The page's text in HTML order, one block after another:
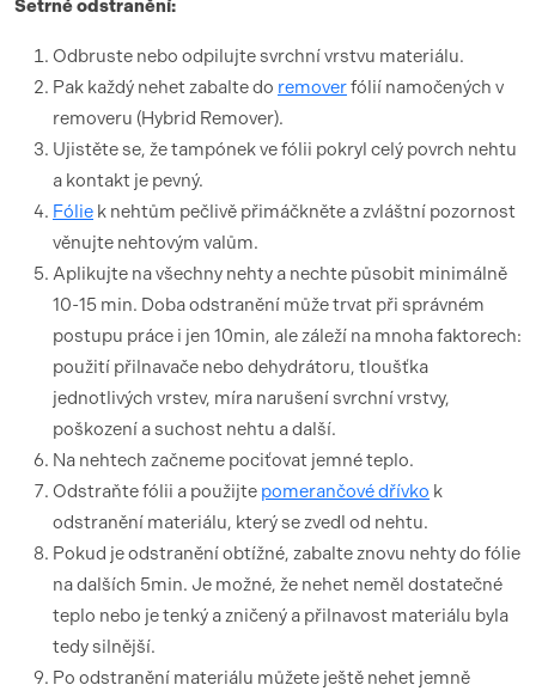
Šetrné odstranění:
Odbruste nebo odpilujte svrchní vrstvu materiálu.
Pak každý nehet zabalte do removerfólií namočených v
removeru (Hybrid Remover).
Ujistěte se, že tampónek ve fólii pokryl celý povrch nehtu
a kontakt je pevný.
Fólie k nehtům pečlivě přimáčkněte a zvláštní pozornost
věnujte nehtovým valům.
Aplikujte na všechny nehty a nechte působit minimálně
10-15 min. Doba odstranění může trvat při správném
postupu práce i jen 10min, ale záleží na mnoha faktorech:
použití přilnavače nebo dehydrátoru, tloušťka
jednotlivých vrstev, míra narušení svrchní vrstvy,
poškození a suchost nehtu a další.
Na nehtech začneme pociťovat jemné teplo.
Odstraňte fólii a použijte pomerančové dřívko k
odstranění materiálu, který se zvedl od nehtu.
Pokud je odstranění obtížné, zabalte znovu nehty do fólie
na dalších 5min. Je možné, že nehet neměl dostatečné
teplo nebo je tenký a zničený a přilnavost materiálu byla
tedy silnější.
Po odstranění materiálu můžete ještě nehet jemně